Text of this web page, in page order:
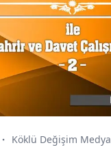
Köklü Değişim Medya